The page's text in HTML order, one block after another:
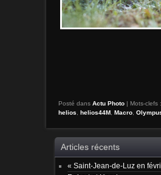
Posté dans Actu Photo | Mots-clefs :
helios
helios44M, Macro,
Articles récents
« Saint-Jean-de-Luz en